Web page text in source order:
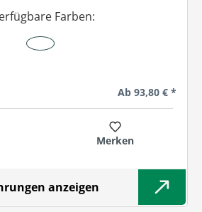
Farben:
Regulärer Preis:
Ab 93,80 € *
Merken
anzeigen